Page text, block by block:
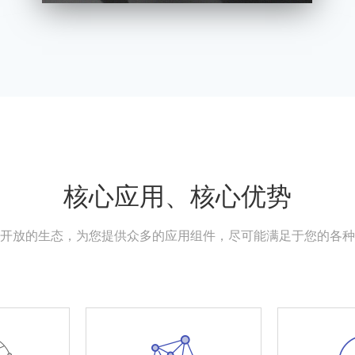
核心应用、核心优势
放的生态，为您提供众多的应用组件，尽可能满足于您的各